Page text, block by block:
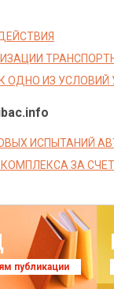
ОДНО ИЗ УСЛОВИЙ
ИСПЫТАНИЙ
ЗА
публикации